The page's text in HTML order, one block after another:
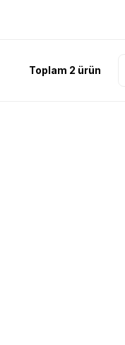
Toplam 2 ürün